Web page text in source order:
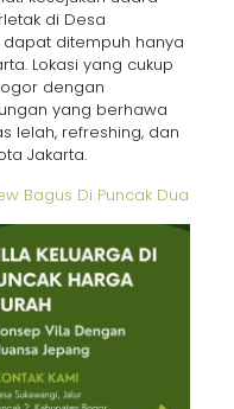
di Desa
dapat ditempuh hanya
Lokasi yang cukup
dengan
yang berhawa
lelah, refreshing, dan
Jakarta.
Bagus Di Puncak Dua